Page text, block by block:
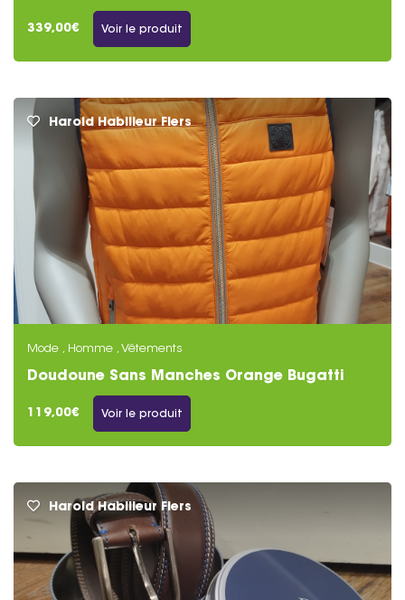
339,00€ Voir le produit
Harold Habilleur Flers
Mode , Homme , Vêtements
Doudoune Sans Manches Orange Bugatti
119,00€ Voir le produit
Harold Habilleur Flers